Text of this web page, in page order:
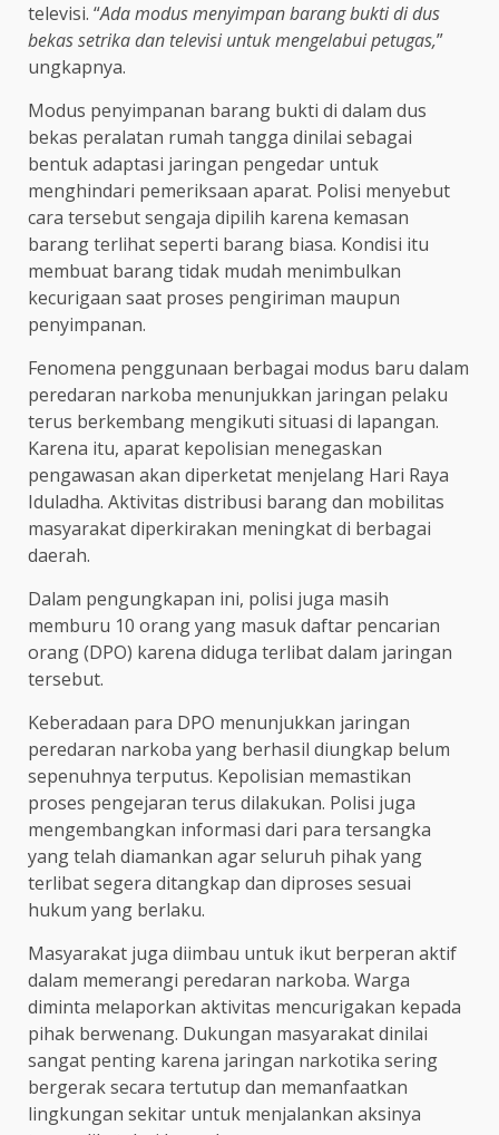
televisi. “Ada modus menyimpan barang bukti di dus
bekas setrika dan televisi untuk mengelabui petugas,”
ungkapnya.
Modus penyimpanan barang bukti di dalam dus
bekas peralatan rumah tangga dinilai sebagai
bentuk adaptasi jaringan pengedar untuk
menghindari pemeriksaan aparat. Polisi menyebut
cara tersebut sengaja dipilih karena kemasan
barang terlihat seperti barang biasa. Kondisi itu
membuat barang tidak mudah menimbulkan
kecurigaan saat proses pengiriman maupun
penyimpanan.
Fenomena penggunaan berbagai modus baru dalam
peredaran narkoba menunjukkan jaringan pelaku
terus berkembang mengikuti situasi di lapangan.
Karena itu, aparat kepolisian menegaskan
pengawasan akan diperketat menjelang Hari Raya
Iduladha. Aktivitas distribusi barang dan mobilitas
masyarakat diperkirakan meningkat di berbagai
daerah.
Dalam pengungkapan ini, polisi juga masih
memburu 10 orang yang masuk daftar pencarian
orang (DPO) karena diduga terlibat dalam jaringan
tersebut.
Keberadaan para DPO menunjukkan jaringan
peredaran narkoba yang berhasil diungkap belum
sepenuhnya terputus. Kepolisian memastikan
proses pengejaran terus dilakukan. Polisi juga
mengembangkan informasi dari para tersangka
yang telah diamankan agar seluruh pihak yang
terlibat segera ditangkap dan diproses sesuai
hukum yang berlaku.
Masyarakat juga diimbau untuk ikut berperan aktif
dalam memerangi peredaran narkoba. Warga
diminta melaporkan aktivitas mencurigakan kepada
pihak berwenang. Dukungan masyarakat dinilai
sangat penting karena jaringan narkotika sering
bergerak secara tertutup dan memanfaatkan
lingkungan sekitar untuk menjalankan aksinya